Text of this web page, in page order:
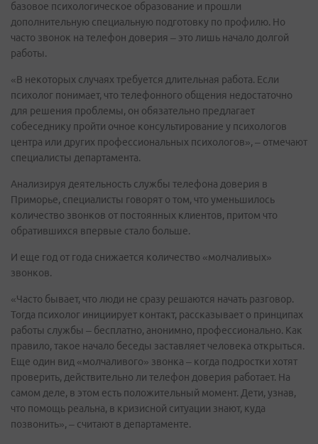
базовое психологическое образование и прошли
дополнительную специальную подготовку по профилю. Но
часто звонок на телефон доверия – это лишь начало долгой
работы.
«В некоторых случаях требуется длительная работа. Если
психолог понимает, что телефонного общения недостаточно
для решения проблемы, он обязательно предлагает
собеседнику пройти очное консультирование у психологов
центра или других профессиональных психологов», – отмечают
специалисты департамента.
Анализируя деятельность службы телефона доверия в
Приморье, специалисты говорят о том, что уменьшилось
количество звонков от постоянных клиентов, притом что
обратившихся впервые стало больше.
И еще год от года снижается количество «молчаливых»
звонков.
«Часто бывает, что люди не сразу решаются начать разговор.
Тогда психолог инициирует контакт, рассказывает о принципах
работы службы – бесплатно, анонимно, профессионально. Как
правило, такое начало беседы заставляет человека открыться.
Еще один вид «молчаливого» звонка – когда подростки хотят
проверить, действительно ли телефон доверия работает. На
самом деле, в этом есть положительный момент. Дети, узнав,
что помощь реальна, в кризисной ситуации знают, куда
позвонить», – считают в департаменте.